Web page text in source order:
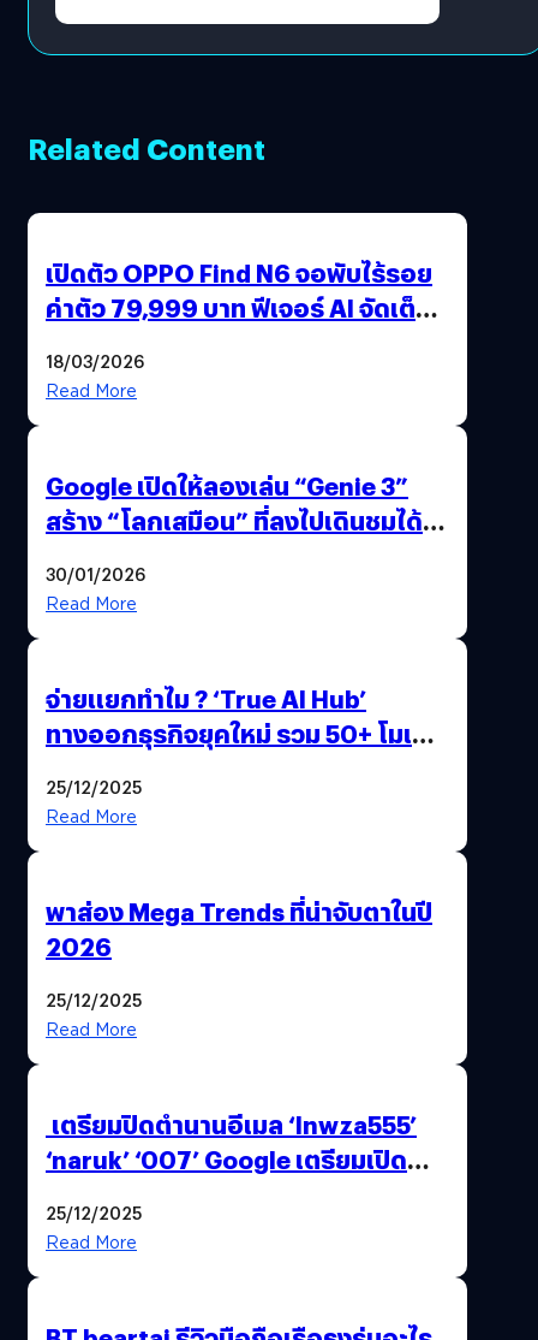
ปันผล 0.10 บาท/หุ้น
Related Content
เปิดตัว OPPO Find N6 จอพับไร้รอย
ค่าตัว 79,999 บาท ฟีเจอร์ AI จัดเต็ม
18/03/2026
Read More
Google เปิดให้ลองเล่น “Genie 3”
สร้าง “โลกเสมือน” ที่ลงไปเดินชมได้
30/01/2026
Read More
จ่ายแยกทำไม ? ‘True AI Hub’
ทางออกธุรกิจยุคใหม่ รวม 50+ โมเดล
25/12/2025
Read More
พาส่อง Mega Trends ที่น่าจับตาในปี
2026
25/12/2025
Read More
เตรียมปิดตำนานอีเมล ‘lnwza555’
‘naruk’ ‘007’ Google เตรียมเปิด
25/12/2025
Read More